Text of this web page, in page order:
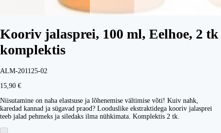
Kooriv jalasprei, 100 ml, Eelhoe, 2 tk
komplektis
ALM-201125-02
15,90 €
Niisutamine on naha elastsuse ja lõhenemise vältimise võti! Kuiv nahk,
karedad kannad ja sügavad praod? Looduslike ekstraktidega kooriv jalasprei
teeb jalad pehmeks ja siledaks ilma nühkimata. Komplektis 2 tk.